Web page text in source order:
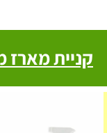
קניית מארז